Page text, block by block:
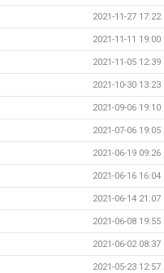
2021-11-27 17:22
2021-11-11 19:00
2021-11-05 12:39
2021-10-30 13:23
2021-09-06 19:10
2021-07-06 19:05
2021-06-19 09:26
2021-06-16 16:04
2021-06-14 21:07
2021-06-08 19:55
2021-06-02 08:37
2021-05-23 12:57